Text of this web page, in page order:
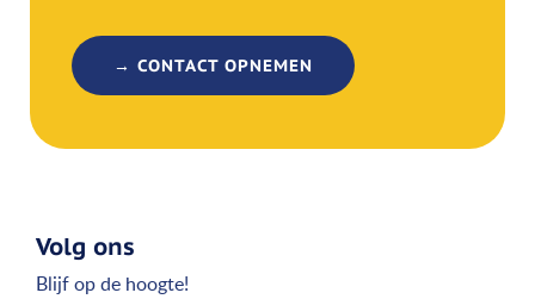
→ CONTACT OPNEMEN
Volg ons
Blijf op de hoogte!